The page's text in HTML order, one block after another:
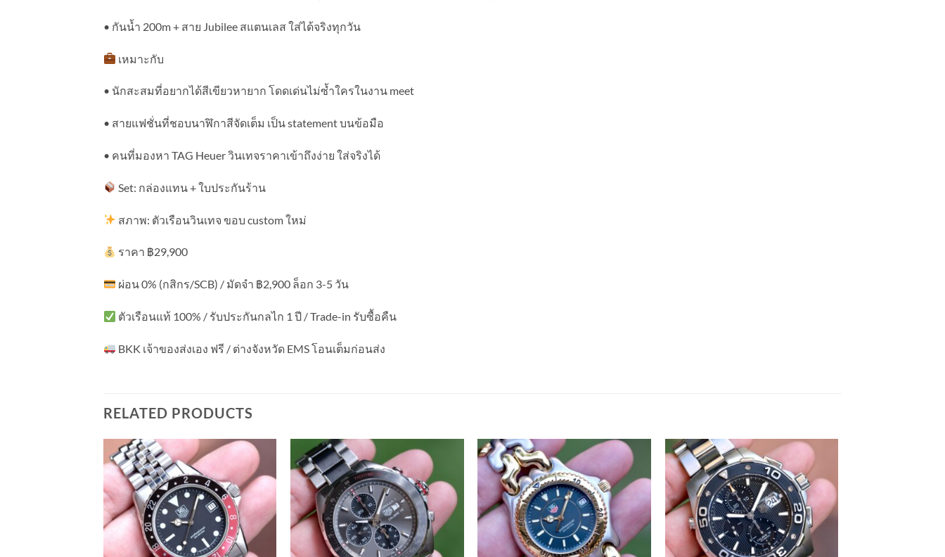
• กันน้ำ 200m + สาย Jubilee สแตนเลส ใส่ได้จริงทุกวัน
เหมาะกับ
• นักสะสมที่อยากได้สีเขียวหายาก โดดเด่นไม่ซ้ำใครในงาน meet
• สายแฟชั่นที่ชอบนาฬิกาสีจัดเต็ม เป็น statement บนข้อมือ
• คนที่มองหา TAG Heuer วินเทจราคาเข้าถึงง่าย ใส่จริงได้
Set: กล่องแทน + ใบประกันร้าน
สภาพ: ตัวเรือนวินเทจ ขอบ custom ใหม่
ราคา ฿29,900
ผ่อน 0% (กสิกร/SCB) / มัดจำ ฿2,900 ล็อก 3-5 วัน
ตัวเรือนแท้ 100% / รับประกันกลไก 1 ปี / Trade-in รับซื้อคืน
BKK เจ้าของส่งเอง ฟรี / ต่างจังหวัด EMS โอนเต็มก่อนส่ง
RELATED PRODUCTS
Add to
Wishlist
Add to
Wishlist
Add to
Wishlist
Add to
Wishlist